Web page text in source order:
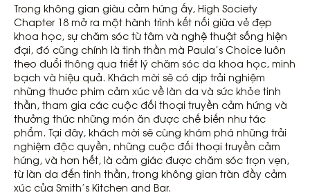
Trong không gian giàu cảm hứng ấy, High Society
Chapter 18 mở ra một hành trình kết nối giữa vẻ đẹp
khoa học, sự chăm sóc từ tâm và nghệ thuật sống hiện
đại, đó cũng chính là tinh thần mà Paula’s Choice luôn
theo đuổi thông qua triết lý chăm sóc da khoa học, minh
bạch và hiệu quả. Khách mời sẽ có dịp trải nghiệm
những thước phim cảm xúc về làn da và sức khỏe tinh
thần, tham gia các cuộc đối thoại truyền cảm hứng và
thưởng thức những món ăn được chế biến như tác
phẩm. Tại đây, khách mời sẽ cùng khám phá những trải
nghiệm độc quyền, những cuộc đối thoại truyền cảm
hứng, và hơn hết, là cảm giác được chăm sóc trọn vẹn,
từ làn da đến tinh thần, trong không gian tràn đầy cảm
xúc của Smith’s Kitchen and Bar.